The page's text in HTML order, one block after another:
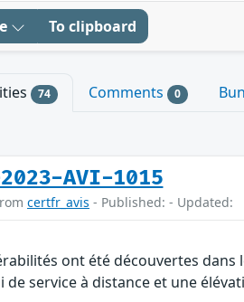
To clipboard
74 Comments 0
2023-AVI-1015
certfr_avis - Published: - Updated:
ont été découvertes
de service à distance et une